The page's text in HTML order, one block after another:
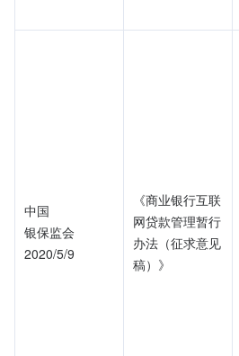
中国
银保监会
2020/5/9
《商业银行互联
网贷款管理暂行
办法（征求意见
稿）》